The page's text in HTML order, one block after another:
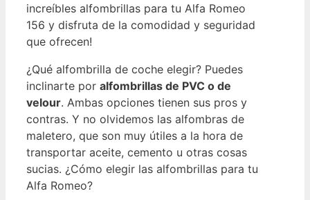
increíbles alfombrillas para tu Alfa Romeo
156 y disfruta de la comodidad y seguridad
que ofrecen!
¿Qué alfombrilla de coche elegir? Puedes
inclinarte por alfombrillas de PVC o de
velour. Ambas opciones tienen sus pros y
contras. Y no olvidemos las alfombras de
maletero, que son muy útiles a la hora de
transportar aceite, cemento u otras cosas
sucias. ¿Cómo elegir las alfombrillas para tu
Alfa Romeo?